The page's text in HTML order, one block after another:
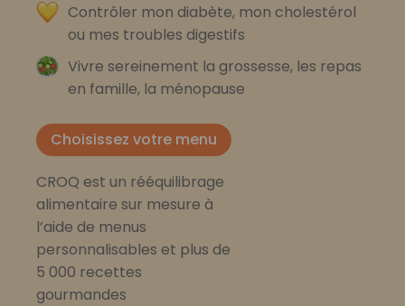
Contrôler mon diabète, mon cholestérol
ou mes troubles digestifs
Vivre sereinement la grossesse, les repas
en famille, la ménopause
Choisissez votre menu
CROQ est un rééquilibrage
alimentaire sur mesure à
l’aide de menus
personnalisables et plus de
5 000 recettes
gourmandes